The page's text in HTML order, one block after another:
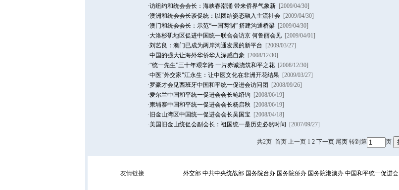
·访纽约和统会会长：海峡春潮涌 带来侨界气象新 [2009/04/30]
·澳洲和统会会长谈促统：以团结姿态融入主流社会 [2009/04/30]
·澳门和统会会长：示范“一国两制” 搭建沟通桥梁 [2009/04/30]
·大洛杉矶地区促进中国统一联合会访京 何鲁丽会见 [2009/04/01]
·刘艺良：澳门已成为两岸沟通发展的新平台
[2009/03/27]
·中国的强大让海外华侨华人深感自豪 [2008/12/30]
·“统一先生”三十年艰辛路 一片赤诚浇筑和平之花 [2008/12/30]
·中医"外交家"江永生：让中医文化在非洲开花结果 [2009/03/27]
·罗豪才会见西班牙中国和平统一促进会访问团
[2008/09/26]
·爱尔兰中国和平统一促进会会长鲍绍钧
[2008/06/19]
·柬埔寨中国和平统一促进会会长杨启秋
[2008/06/19]
· 旧金山湾区中国统一促进会会长吴国宝
[2008/04/18]
·美国旧金山统促会副会长：祖国统一是历史必然时间 [2007/09/27]
共2页 首页 上一页 1 2 下一页 尾页 转到第 页
友情链接 外交部 中共中央统战部 国务院台办 国务院侨办 国务院港澳办 中国和平统一促进会